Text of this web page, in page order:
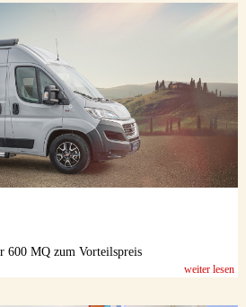
600 MQ zum Vorteilspreis
weiter lesen